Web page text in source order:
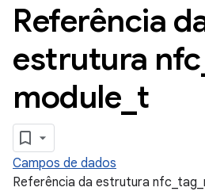
Referência
estrutura nfc
module t
Campos de dados
Referência da estrutura